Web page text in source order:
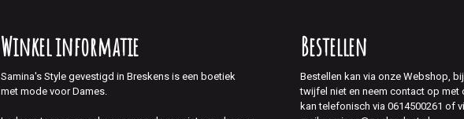
Winkel informatie
Samina's Style gevestigd in Breskens is een boetiek
met mode voor Dames.
Bestellen
Bestellen kan via onze Webshop,
twijfel niet en neem contact op met
kan telefonisch via 0614500261 of